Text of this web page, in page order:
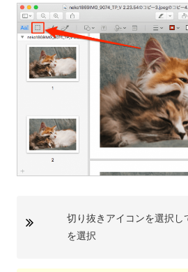
切り抜きアイコンを選択し
を選択